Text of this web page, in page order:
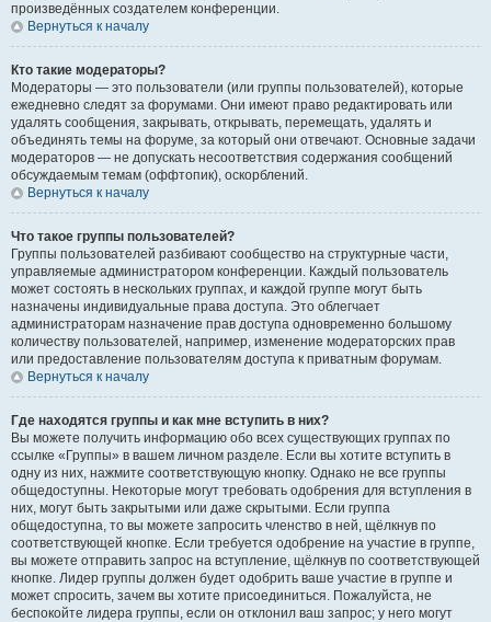
произведённых создателем конференции.
Вернуться к началу
Кто такие модераторы?
Модераторы — это пользователи (или группы пользователей), которые
ежедневно следят за форумами. Они имеют право редактировать или
удалять сообщения, закрывать, открывать, перемещать, удалять и
объединять темы на форуме, за который они отвечают. Основные задачи
модераторов — не допускать несоответствия содержания сообщений
обсуждаемым темам (оффтопик), оскорблений.
Вернуться к началу
Что такое группы пользователей?
Группы пользователей разбивают сообщество на структурные части,
управляемые администратором конференции. Каждый пользователь
может состоять в нескольких группах, и каждой группе могут быть
назначены индивидуальные права доступа. Это облегчает
администраторам назначение прав доступа одновременно большому
количеству пользователей, например, изменение модераторских прав
или предоставление пользователям доступа к приватным форумам.
Вернуться к началу
Где находятся группы и как мне вступить в них?
Вы можете получить информацию обо всех существующих группах по
ссылке «Группы» в вашем личном разделе. Если вы хотите вступить в
одну из них, нажмите соответствующую кнопку. Однако не все группы
общедоступны. Некоторые могут требовать одобрения для вступления в
них, могут быть закрытыми или даже скрытыми. Если группа
общедоступна, то вы можете запросить членство в ней, щёлкнув по
соответствующей кнопке. Если требуется одобрение на участие в группе,
вы можете отправить запрос на вступление, щёлкнув по соответствующей
кнопке. Лидер группы должен будет одобрить ваше участие в группе и
может спросить, зачем вы хотите присоединиться. Пожалуйста, не
беспокойте лидера группы, если он отклонил ваш запрос; у него могут